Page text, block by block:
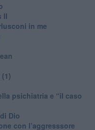
II
in me
psichiatria e “il caso
Dio
con l’aggresssore